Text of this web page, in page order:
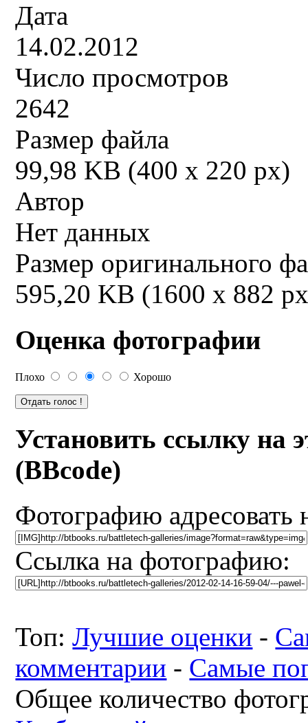
Дата
14.02.2012
Число просмотров
2642
Размер файла
99,98 KB (400 x 220 px)
Автор
Нет данных
Размер оригинального
595,20 KB (1600 x 882
Оценка фотографии
Плохо Хорошо
Установить ссылку на
(BBcode)
Фотографию
Ссылка на фотографию:
Топ:Лучшие оценки -
комментарии - Самые
Общее количество